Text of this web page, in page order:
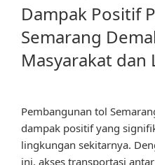
Dampak Positif
Semarang
Masyarakat dan
Pembangunan tol
dampak positif yang
lingkungan sekitarnya.
ini, akses transportasi